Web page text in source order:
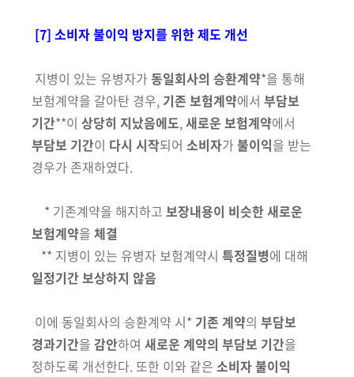
[7] 소비자 불이익 방지를 위한 제도 개선
지병이 있는 유병자가 동일회사의 승환계약*을 통해
보험계약을 갈아탄 경우, 기존 보험계약에서 부담보
기간**이 상당히 지났음에도, 새로운 보험계약에서
부담보 기간이 다시 시작되어 소비자가 불이익을 받는
경우가 존재하였다.
* 기존계약을 해지하고 보장내용이 비슷한 새로운
보험계약을 체결
** 지병이 있는 유병자 보험계약시 특정질병에 대해
일정기간 보상하지 않음
이에 동일회사의 승환계약 시* 기존 계약의 부담보
경과기간을 감안하여 새로운 계약의 부담보 기간을
정하도록 개선한다. 또한 이와 같은 소비자 불이익